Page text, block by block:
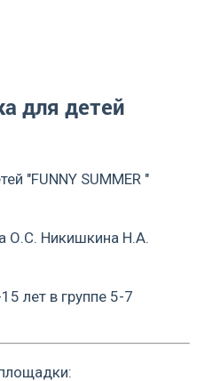
для детей
"FUNNY SUMMER "
О.С. Никишкина Н.А.
лет в группе 5-7